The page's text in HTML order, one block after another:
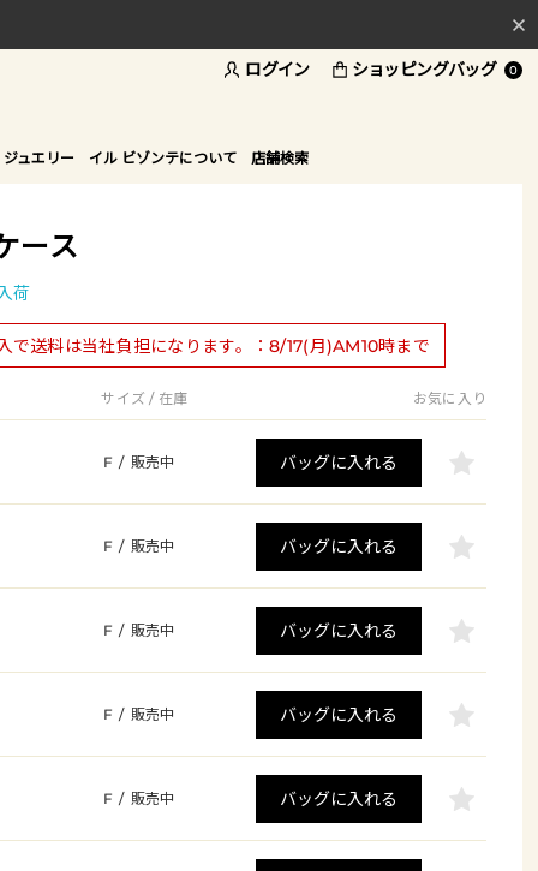
ログイン ショッピングバッグ 0
ュエリー イル ビゾンテについて 店舗検索
ース
荷
で送料は当社負担になります。：8/17(月)AM10時まで
サイズ / 在庫 お気に入り
F / 販売中 バッグに入れる
F / 販売中 バッグに入れる
F / 販売中 バッグに入れる
F / 販売中 バッグに入れる
F / 販売中 バッグに入れる